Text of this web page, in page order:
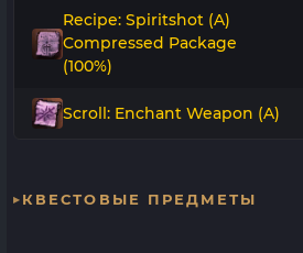
Recipe: Spiritshot (A)
Compressed Package
(100%)
Scroll: Enchant Weapon (A)
КВЕСТОВЫЕ ПРЕДМЕТЫ